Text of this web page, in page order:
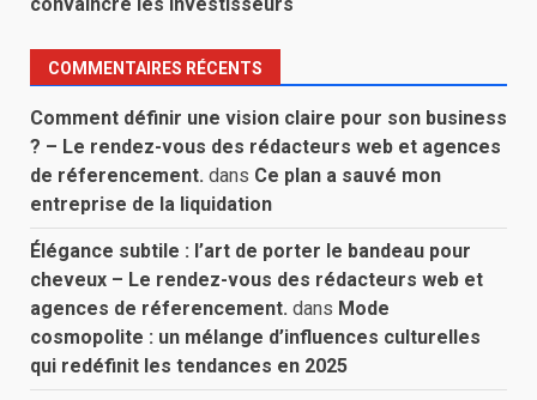
COMMENTAIRES RÉCENTS
Comment définir une vision claire pour son business
? – Le rendez-vous des rédacteurs web et agences
de réferencement. dans Ce plan a sauvé mon
entreprise de la liquidation
Élégance subtile : l’art de porter le bandeau pour
cheveux – Le rendez-vous des rédacteurs web et
agences de réferencement. dans Mode
cosmopolite : un mélange d’influences culturelles
qui redéfinit les tendances en 2025